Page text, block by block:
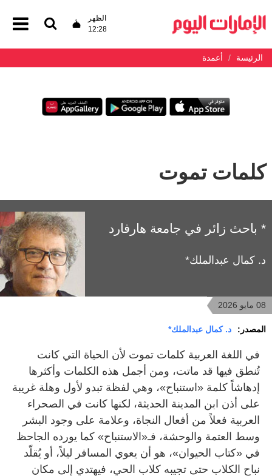
الظهر
12:28
الرئيسة أعمدة
كلمات تموت
* باحث زائر في جامعة هارفارد
د. كمال عبدالملك*
08 مايو 2026
المصدر: د. كمال عبدالملك*
في اللغة العربية كلمات تموت لأن الحياة التي كانت
تُنطق فيها قد ماتت، ومن أجمل هذه الكلمات وأكثرها
إدهاشاً كلمة «استنباح»، وهي لفظة تبدو لأول وهلة غريبة
على أذن ابن المدينة الحديثة، لكنها كانت في الصحراء
العربية فعلاً من أفعال النجاة، وعلامة على وجود البشر
وسط العتمة والوحشة، فـ«الاستنباح» كما يورده الجاحظ
في «كتاب الحيوان»، هو أن يعوي المسافر ليلاً، أو يُقلّد
نباح الكلاب حتى تجيبه كلاب الحي، فيهتدي إلى مكان